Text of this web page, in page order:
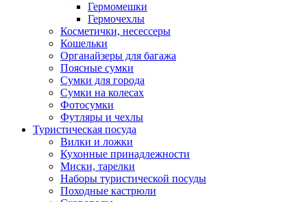
Гермомешки
Гермочехлы
Косметички, несессеры
Кошельки
Органайзеры для багажа
Поясные сумки
Сумки для города
Сумки на колесах
Фотосумки
Футляры и чехлы
Туристическая посуда
Вилки и ложки
Кухонные принадлежности
Миски, тарелки
Наборы туристической посуды
Походные кастрюли